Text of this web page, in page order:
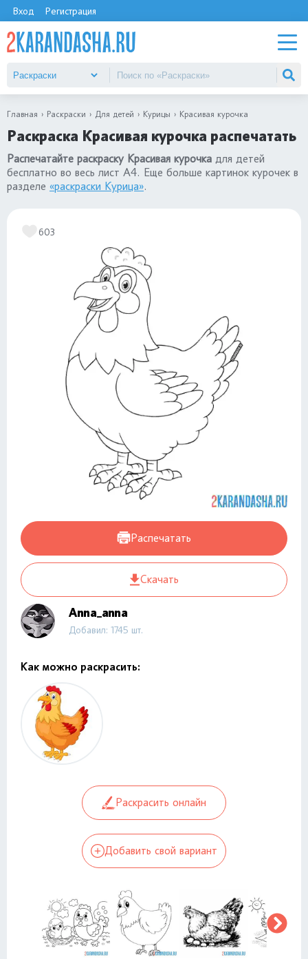
Вход Регистрация
Главная Раскраски Для детей Курицы Красивая курочка
Раскраска Красивая курочка распечатать
Распечатайте раскраску Красивая курочка для детей
бесплатно во весь лист А4. Еще больше картинок курочек в
разделе «раскраски Курица».
603
Распечатать
Скачать
Anna_anna
Добавил: 1745 шт.
Как можно раскрасить:
Раскрасить онлайн
Добавить свой вариант